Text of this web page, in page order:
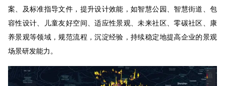
案、及标准指导文件，提升设计效能，如智慧公园、智慧街道、包
容性设计、儿童友好空间、适应性景观、未来社区、零碳社区、康
养景观等领域，规范流程，沉淀经验，持续稳定地提高企业的景观
场景研发能力。